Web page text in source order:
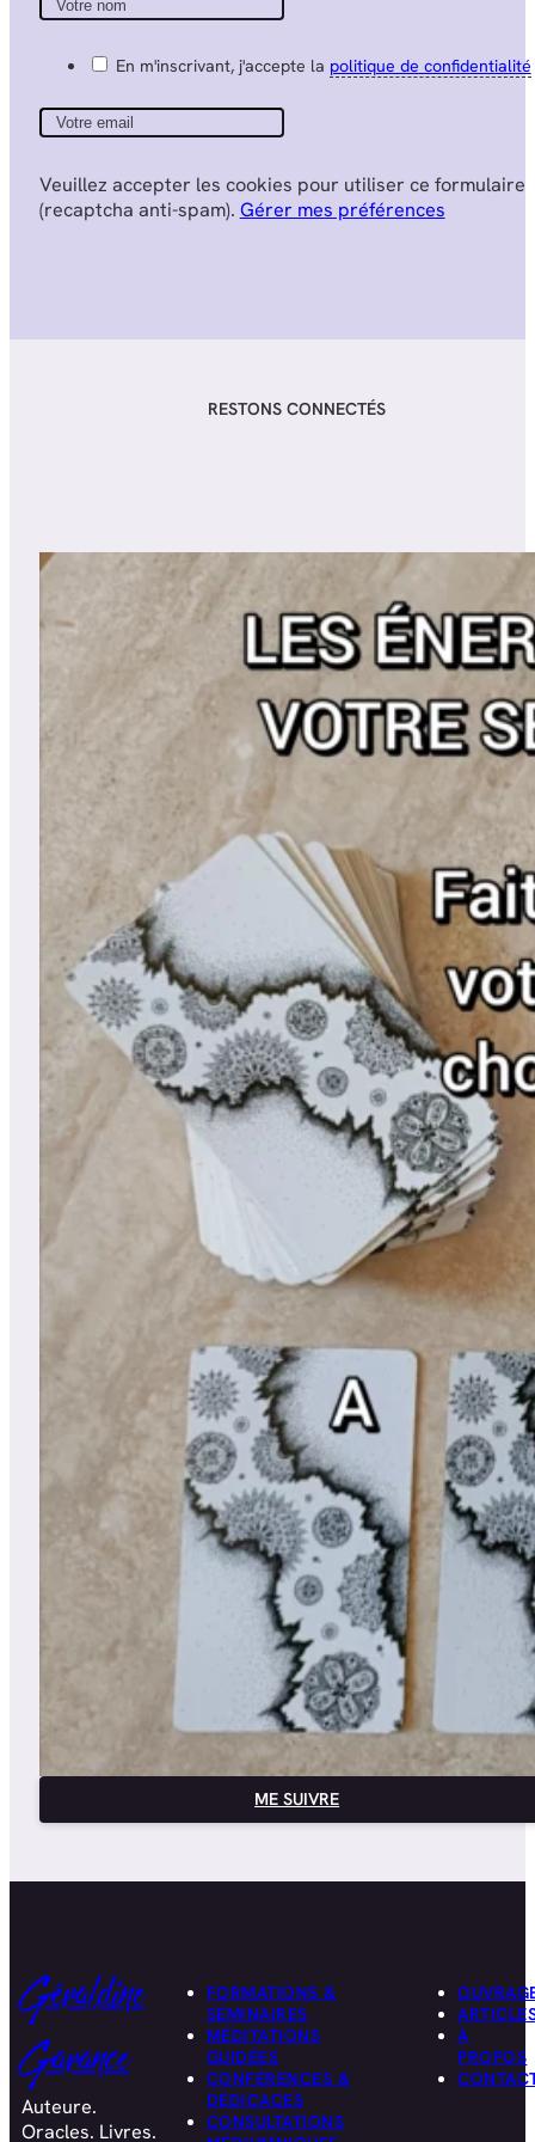
En m'inscrivant, j'accepte la politique de confidentialité
Veuillez accepter les cookies pour utiliser ce formulaire
(recaptcha anti-spam). Gérer mes préférences
RESTONS CONNECTÉS
ME SUIVRE
Géraldine
Garance
Auteure.
Oracles. Livres.
FORMATIONS &
SÉMINAIRES
MÉDITATIONS
GUIDÉES
CONFÉRENCES &
DÉDICACES
CONSULTATIONS
À
PROPOS